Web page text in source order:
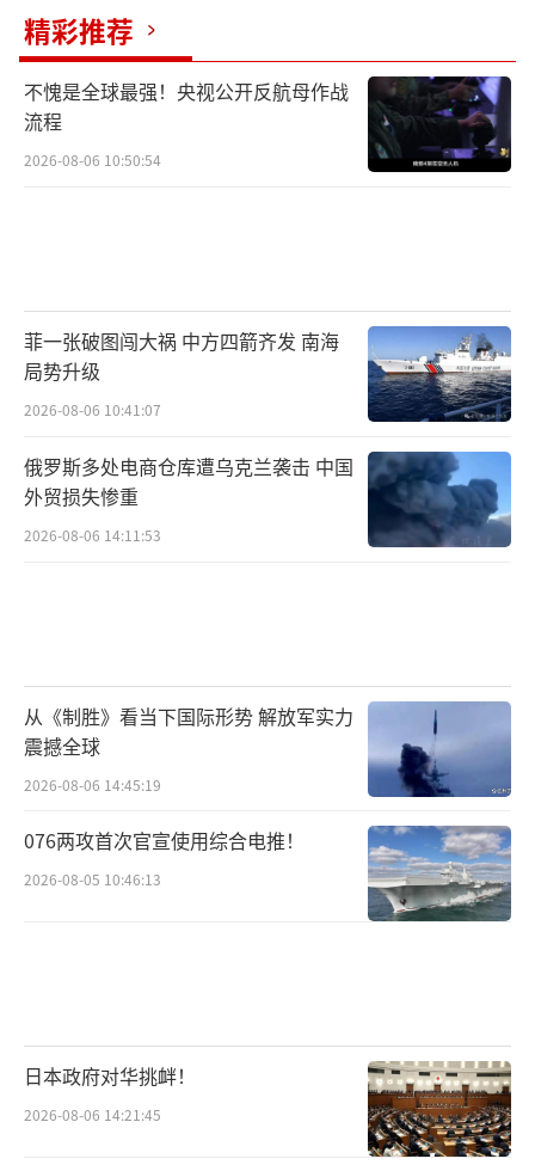
精彩推荐
不愧是全球最强！央视公开反航母作战
流程
2026-08-06 10:50:54
菲一张破图闯大祸 中方四箭齐发 南海
局势升级
2026-08-06 10:41:07
俄罗斯多处电商仓库遭乌克兰袭击 中国
外贸损失惨重
2026-08-06 14:11:53
从《制胜》看当下国际形势 解放军实力
震撼全球
2026-08-06 14:45:19
076两攻首次官宣使用综合电推！
2026-08-05 10:46:13
日本政府对华挑衅！
2026-08-06 14:21:45